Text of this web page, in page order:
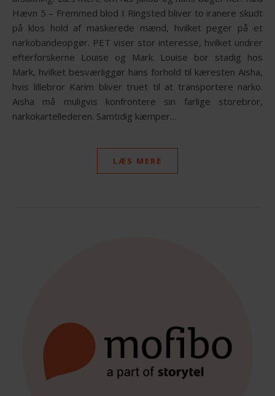
Hævn 5 – Fremmed blod I Ringsted bliver to iranere skudt
på klos hold af maskerede mænd, hvilket peger på et
narkobandeopgør. PET viser stor interesse, hvilket undrer
efterforskerne Louise og Mark. Louise bor stadig hos
Mark, hvilket besværliggør hans forhold til kæresten Aisha,
hvis lillebror Karim bliver truet til at transportere narko.
Aisha må muligvis konfrontere sin farlige storebror,
narkokartellederen. Samtidig kæmper…
LÆS MERE